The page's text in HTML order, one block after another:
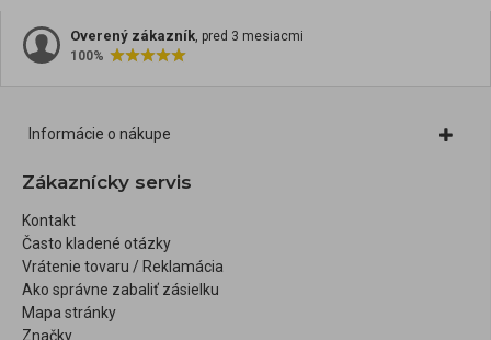
Overený zákazník, pred 3 mesiacmi
100%
Informácie o nákupe
Zákaznícky servis
Kontakt
Často kladené otázky
Vrátenie tovaru / Reklamácia
Ako správne zabaliť zásielku
Mapa stránky
Značky